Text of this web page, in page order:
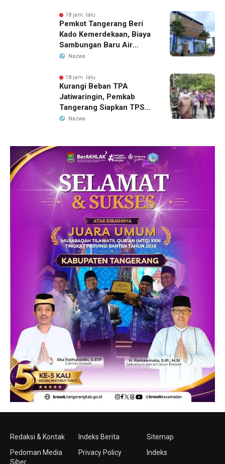
18 jam lalu
Pemkot Tangerang Beri
Kado Kemerdekaan, Biaya
Sambungan Baru Air
Bersih Dipangkas Jadi
Nazwa
18 jam lalu
Kurangi Beban TPA
Jatiwaringin, Pemkab
Tangerang Siapkan TPS3R
Baru di Tigaraksa
Nazwa
Redaksi & Kontak
Pedoman Media
Siber
Indeks Berita
Privacy Policy
Sitemap
Indeks